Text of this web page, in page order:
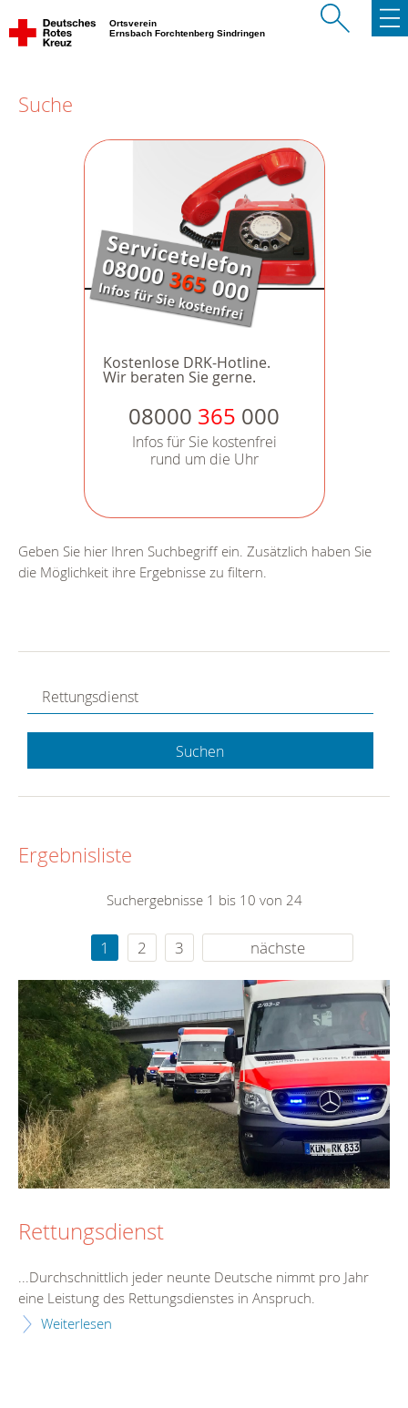
Ortsverein
Ernsbach Forchtenberg Sindringen
Suche
Kostenlose DRK-Hotline.
Wir beraten Sie gerne.
08000 365 000
Infos für Sie kostenfrei
rund um die Uhr
Geben Sie hier Ihren Suchbegriff ein. Zusätzlich haben Sie
die Möglichkeit ihre Ergebnisse zu filtern.
Suchen
Ergebnisliste
Suchergebnisse 1 bis 10 von 24
1 2 3 nächste
Rettungsdienst
...Durchschnittlich jeder neunte Deutsche nimmt pro Jahr
eine Leistung des Rettungsdienstes in Anspruch.
Weiterlesen